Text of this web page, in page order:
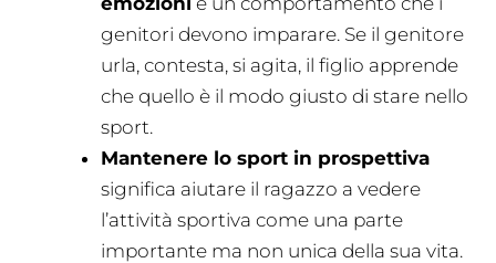
genitori devono imparare. Se il genitore
urla, contesta, si agita, il figlio apprende
che quello è il modo giusto di stare nello
sport.
Mantenere lo sport in prospettiva
significa aiutare il ragazzo a vedere
l’attività sportiva come una parte
importante ma non unica della sua vita.